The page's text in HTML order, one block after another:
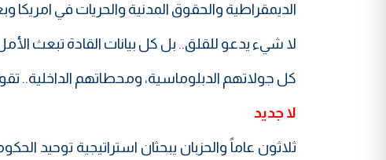
الديمقراطية والحقوق المدنية والحريات في امريكا
لا شيء يدعو للقلق.. بل كل بيانات القادة تبعث
كل جولاتهم الدبلوماسية، ومحطاتهم الداخلية..
لا جديد
ثلاثون عاماً والحزبان يبحثان استراتيجية توحيد